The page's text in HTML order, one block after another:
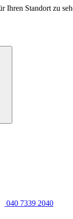
Ihren Standort zu
040 7339 2040